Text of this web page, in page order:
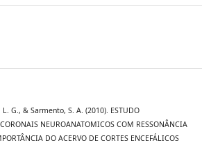
G., & Sarmento, S. A. (2010). ESTUDO
NEUROANATOMICOS COM RESSONÂNCIA
DO ACERVO DE CORTES ENCEFÁLICOS